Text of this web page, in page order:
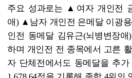
주요 성과로는 ▲여자 개인전
애) ▲남자 개인전 은메달 이광
인전 동메달 김유근(뇌병변장
하며 개인전 전 종목에서 고른
자 단체전에서도 동메달을 추